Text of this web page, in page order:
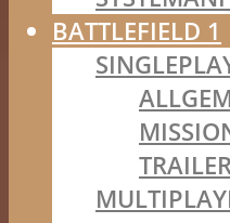
BATTLEFIELD 1